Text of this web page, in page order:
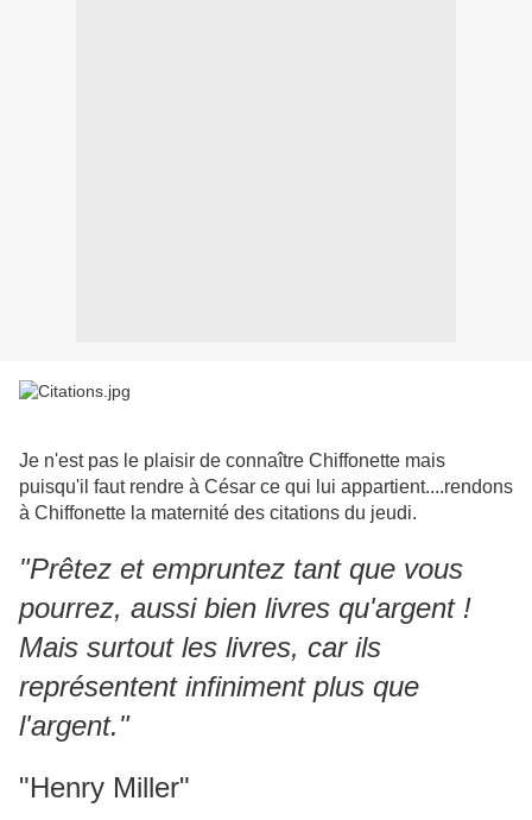
Je n'est pas le plaisir de connaître Chiffonette mais
puisqu'il faut rendre à César ce qui lui appartient....rendons
à Chiffonette la maternité des citations du jeudi.
"Prêtez et empruntez tant que vous
pourrez, aussi bien livres qu'argent !
Mais surtout les livres, car ils
représentent infiniment plus que
l'argent."
"Henry Miller"